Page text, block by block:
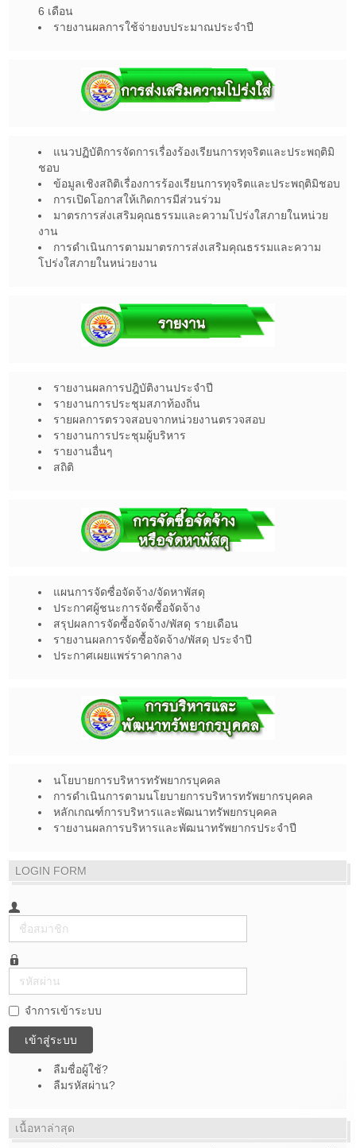
6 เดือน
รายงานผลการใช้จ่ายงบประมาณประจำปี
แนวปฏิบัติการจัดการเรื่องร้องเรียนการทุจริตและประพฤติมิ
ชอบ
ข้อมูลเชิงสถิติเรื่องการร้องเรียนการทุจริตและประพฤติมิชอบ
การเปิดโอกาสให้เกิดการมีส่วนร่วม
มาตรการส่งเสริมคุณธรรมและความโปร่งใสภายในหน่วย
งาน
การดำเนินการตามมาตรการส่งเสริมคุณธรรมและความ
โปร่งใสภายในหน่วยงาน
รายงานผลการปฎิบัติงานประจำปี
รายงานการประชุมสภาท้องถิ่น
รายผลการตรวจสอบจากหน่วยงานตรวจสอบ
รายงานการประชุมผู้บริหาร
รายงานอื่นๆ
สถิติ
แผนการจัดซื่อจัดจ้าง/จัดหาพัสดุ
ประกาศผู้ชนะการจัดซื้อจัดจ้าง
สรุปผลการจัดซื้อจัดจ้าง/พัสดุ รายเดือน
รายงานผลการจัดซื้อจัดจ้าง/พัสดุ ประจำปี
ประกาศเผยแพร่ราคากลาง
นโยบายการบริหารทรัพยากรบุคคล
การดำเนินการตามนโยบายการบริหารทรัพยากรบุคคล
หลักเกณฑ์การบริหารและพัฒนาทรัพยกรบุคคล
รายงานผลการบริหารและพัฒนาทรัพยากรประจำปี
LOGIN FORM
ชื่อ
สมาชิก
รหัส
ผ่าน
จำการเข้าระบบ
เข้าสู่ระบบ
ลืมชื่อผู้ใช้?
ลืมรหัสผ่าน?
เนื้อหาล่าสุด